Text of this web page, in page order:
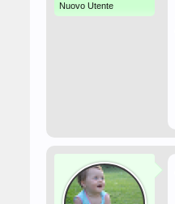
Nuovo Utente